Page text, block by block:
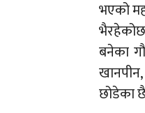
भएको
बनेका
छोडेका